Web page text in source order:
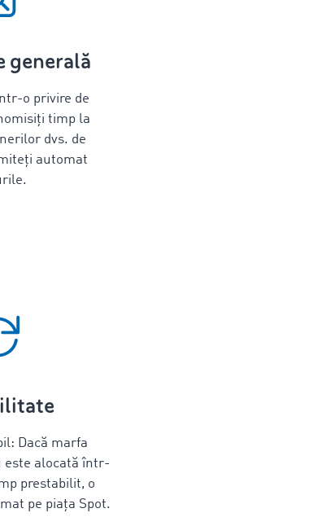
generală
o privire de
timp la
dvs. de
automat
Dacă marfa
este alocată într-
prestabilit, o
pe piața Spot.